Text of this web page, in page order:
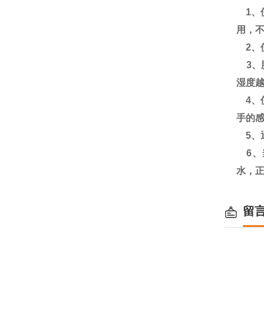
1、
用，
2、
3、
湿度
4、
手的
5、
6、
水，
留